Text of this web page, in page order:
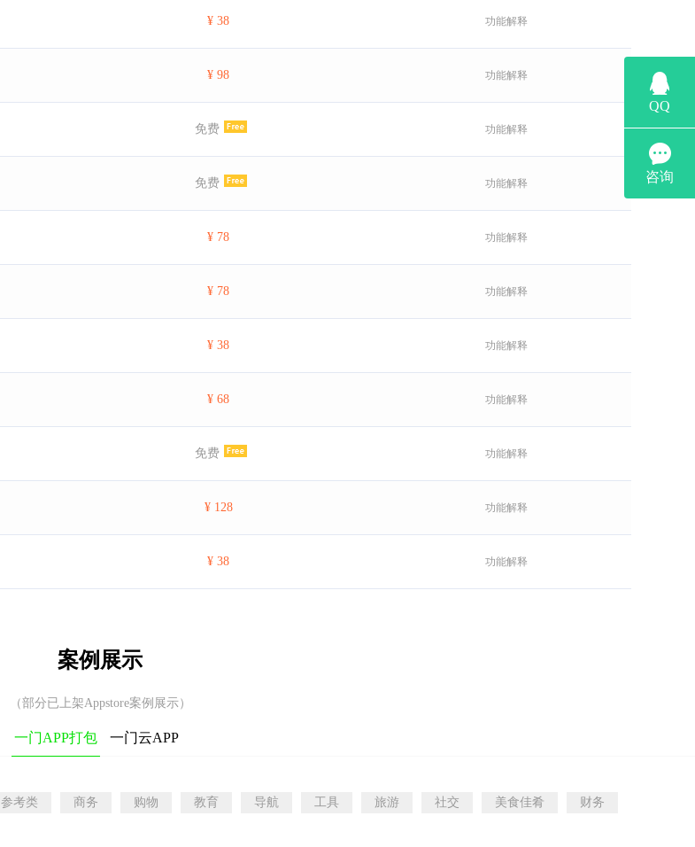
¥ 38 功能解释
¥ 98 功能解释
免费 功能解释
免费 功能解释
¥ 78 功能解释
¥ 78 功能解释
¥ 38 功能解释
¥ 68 功能解释
免费 功能解释
¥ 128 功能解释
¥ 38 功能解释
案例展示
（部分已上架Appstore案例展示）
一门APP打包 一门云APP
参考类 商务 购物 教育 导航 工具 旅游 社交 美食佳肴 财务